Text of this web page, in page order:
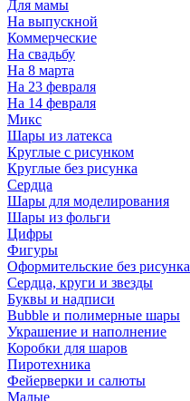
Для мамы
На выпускной
Коммерческие
На свадьбу
На 8 марта
На 23 февраля
На 14 февраля
Микс
Шары из латекса
Круглые с рисунком
Круглые без рисунка
Сердца
Шары для моделирования
Шары из фольги
Цифры
Фигуры
Оформительские без рисунка
Сердца, круги и звезды
Буквы и надписи
Bubble и полимерные шары
Украшение и наполнение
Коробки для шаров
Пиротехника
Фейерверки и салюты
Малые